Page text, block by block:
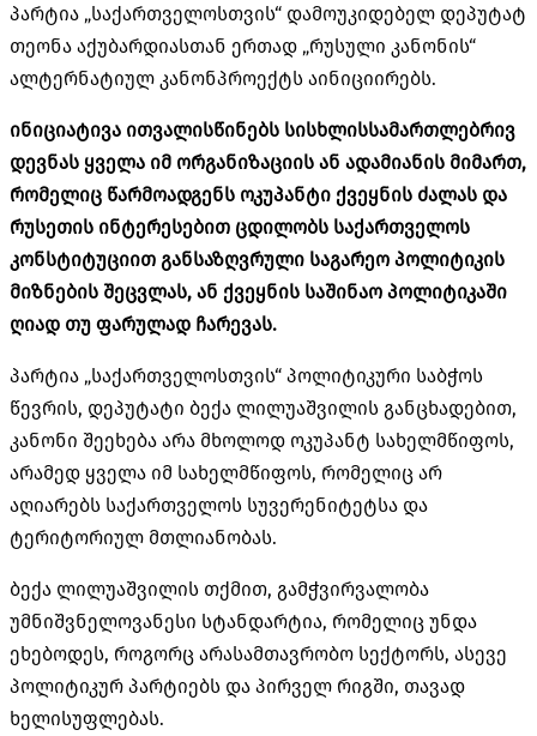
პარტია „საქართველოსთვის“ დამოუკიდებელ დეპუტატ
თეონა აქუბარდიასთან ერთად „რუსული კანონის“
ალტერნატიულ კანონპროექტს აინიციირებს.
ინიციატივა ითვალისწინებს სისხლისსამართლებრივ
დევნას ყველა იმ ორგანიზაციის ან ადამიანის მიმართ,
რომელიც წარმოადგენს ოკუპანტი ქვეყნის ძალას და
რუსეთის ინტერესებით ცდილობს საქართველოს
კონსტიტუციით განსაზღვრული საგარეო პოლიტიკის
მიზნების შეცვლას, ან ქვეყნის საშინაო პოლიტიკაში
ღიად თუ ფარულად ჩარევას.
პარტია „საქართველოსთვის“ პოლიტიკური საბჭოს
წევრის, დეპუტატი ბექა ლილუაშვილის განცხადებით,
კანონი შეეხება არა მხოლოდ ოკუპანტ სახელმწიფოს,
არამედ ყველა იმ სახელმწიფოს, რომელიც არ
აღიარებს საქართველოს სუვერენიტეტსა და
ტერიტორიულ მთლიანობას.
ბექა ლილუაშვილის თქმით, გამჭვირვალობა
უმნიშვნელოვანესი სტანდარტია, რომელიც უნდა
ეხებოდეს, როგორც არასამთავრობო სექტორს, ასევე
პოლიტიკურ პარტიებს და პირველ რიგში, თავად
ხელისუფლებას.